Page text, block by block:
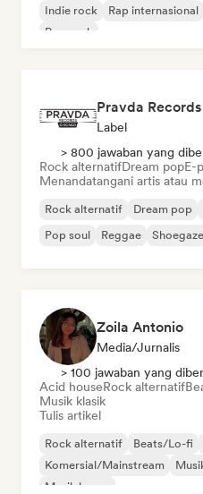
Indie rock
Rap internasional
Pop rock
Pravda Records
Label
> 800 jawaban yang
Rock alternatifDream popE-
Menandatangani artis atau
Rock alternatif Dream pop
Pop soul
Reggae Shoegaze
Zoila Antonio
Media/Jurnalis
> 100 jawaban yang
Acid houseRock alternatif
Musik klasik
Tulis artikel
Rock alternatif Beats/Lo-fi
Komersial/Mainstream
Musik house